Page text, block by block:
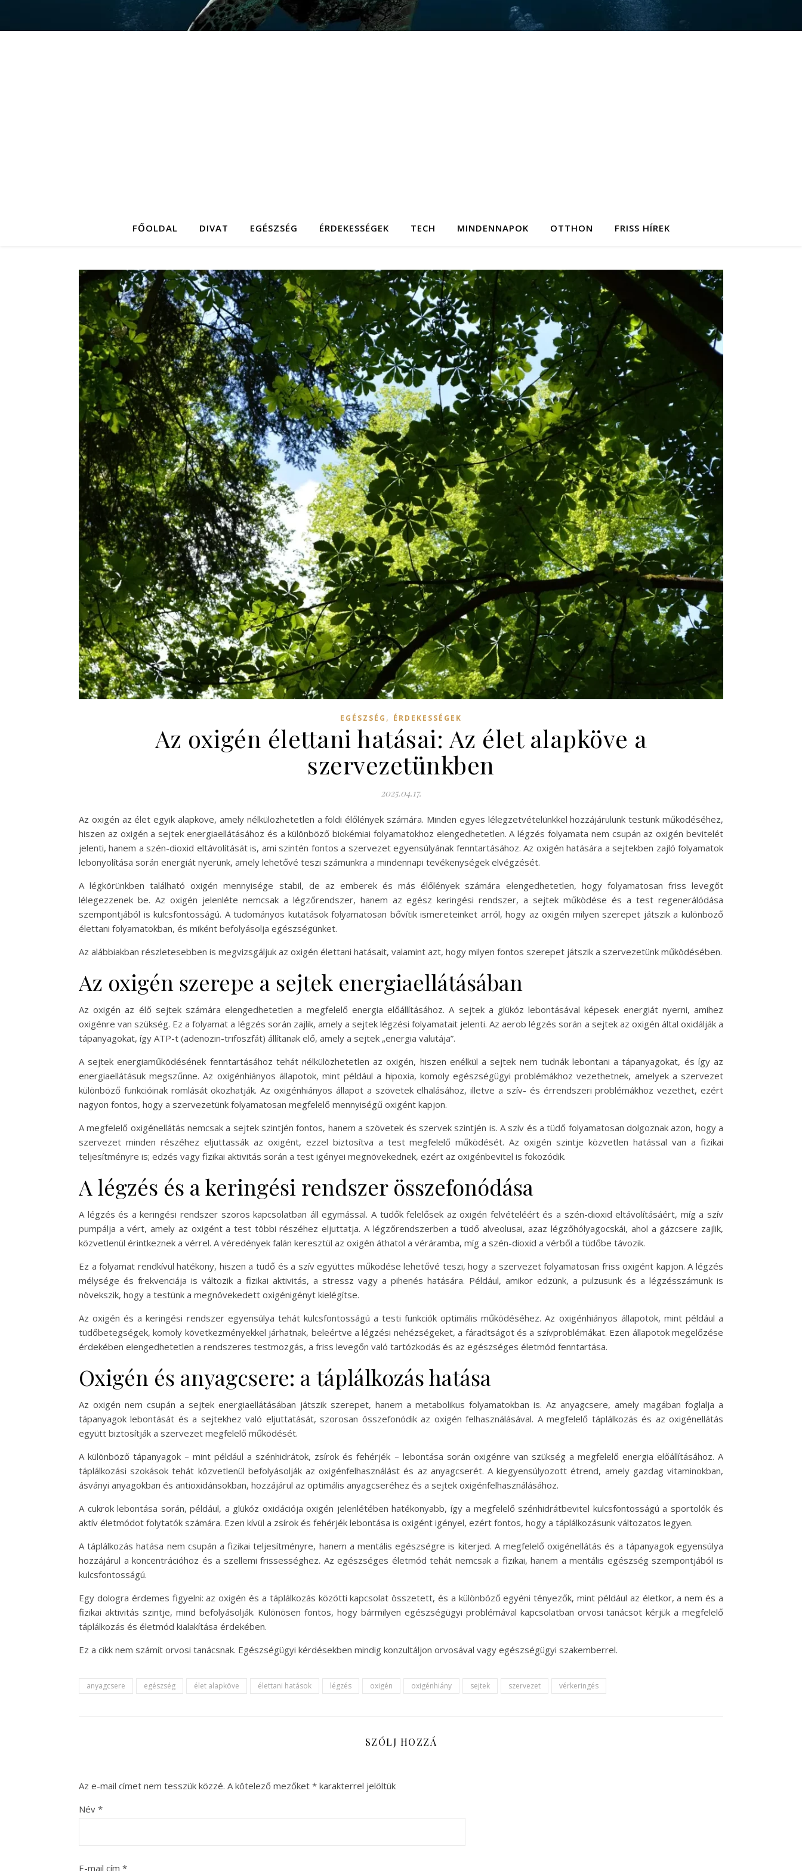
FŐOLDAL DIVAT EGÉSZSÉG ÉRDEKESSÉGEK TECH MINDENNAPOK OTTHON FRISS HÍREK
EGÉSZSÉG , ÉRDEKESSÉGEK
Az oxigén élettani hatásai: Az élet alapköve a
szervezetünkben
2025.04.17.
Az oxigén az élet egyik alapköve, amely nélkülözhetetlen a földi élőlények számára. Minden egyes lélegzetvételünkkel hozzájárulunk testünk működéséhez,
hiszen az oxigén a sejtek energiaellátásához és a különböző biokémiai folyamatokhoz elengedhetetlen. A légzés folyamata nem csupán az oxigén bevitelét
jelenti, hanem a szén-dioxid eltávolítását is, ami szintén fontos a szervezet egyensúlyának fenntartásához. Az oxigén hatására a sejtekben zajló folyamatok
lebonyolítása során energiát nyerünk, amely lehetővé teszi számunkra a mindennapi tevékenységek elvégzését.
A légkörünkben található oxigén mennyisége stabil, de az emberek és más élőlények számára elengedhetetlen, hogy folyamatosan friss levegőt
lélegezzenek be. Az oxigén jelenléte nemcsak a légzőrendszer, hanem az egész keringési rendszer, a sejtek működése és a test regenerálódása
szempontjából is kulcsfontosságú. A tudományos kutatások folyamatosan bővítik ismereteinket arról, hogy az oxigén milyen szerepet játszik a különböző
élettani folyamatokban, és miként befolyásolja egészségünket.
Az alábbiakban részletesebben is megvizsgáljuk az oxigén élettani hatásait, valamint azt, hogy milyen fontos szerepet játszik a szervezetünk működésében.
Az oxigén szerepe a sejtek energiaellátásában
Az oxigén az élő sejtek számára elengedhetetlen a megfelelő energia előállításához. A sejtek a glükóz lebontásával képesek energiát nyerni, amihez
oxigénre van szükség. Ez a folyamat a légzés során zajlik, amely a sejtek légzési folyamatait jelenti. Az aerob légzés során a sejtek az oxigén által oxidálják a
tápanyagokat, így ATP-t (adenozin-trifoszfát) állítanak elő, amely a sejtek „energia valutája”.
A sejtek energiaműködésének fenntartásához tehát nélkülözhetetlen az oxigén, hiszen enélkül a sejtek nem tudnák lebontani a tápanyagokat, és így az
energiaellátásuk megszűnne. Az oxigénhiányos állapotok, mint például a hipoxia, komoly egészségügyi problémákhoz vezethetnek, amelyek a szervezet
különböző funkcióinak romlását okozhatják. Az oxigénhiányos állapot a szövetek elhalásához, illetve a szív- és érrendszeri problémákhoz vezethet, ezért
nagyon fontos, hogy a szervezetünk folyamatosan megfelelő mennyiségű oxigént kapjon.
A megfelelő oxigénellátás nemcsak a sejtek szintjén fontos, hanem a szövetek és szervek szintjén is. A szív és a tüdő folyamatosan dolgoznak azon, hogy a
szervezet minden részéhez eljuttassák az oxigént, ezzel biztosítva a test megfelelő működését. Az oxigén szintje közvetlen hatással van a fizikai
teljesítményre is; edzés vagy fizikai aktivitás során a test igényei megnövekednek, ezért az oxigénbevitel is fokozódik.
A légzés és a keringési rendszer összefonódása
A légzés és a keringési rendszer szoros kapcsolatban áll egymással. A tüdők felelősek az oxigén felvételéért és a szén-dioxid eltávolításáért, míg a szív
pumpálja a vért, amely az oxigént a test többi részéhez eljuttatja. A légzőrendszerben a tüdő alveolusai, azaz légzőhólyagocskái, ahol a gázcsere zajlik,
közvetlenül érintkeznek a vérrel. A véredények falán keresztül az oxigén áthatol a véráramba, míg a szén-dioxid a vérből a tüdőbe távozik.
Ez a folyamat rendkívül hatékony, hiszen a tüdő és a szív együttes működése lehetővé teszi, hogy a szervezet folyamatosan friss oxigént kapjon. A légzés
mélysége és frekvenciája is változik a fizikai aktivitás, a stressz vagy a pihenés hatására. Például, amikor edzünk, a pulzusunk és a légzésszámunk is
növekszik, hogy a testünk a megnövekedett oxigénigényt kielégítse.
Az oxigén és a keringési rendszer egyensúlya tehát kulcsfontosságú a testi funkciók optimális működéséhez. Az oxigénhiányos állapotok, mint például a
tüdőbetegségek, komoly következményekkel járhatnak, beleértve a légzési nehézségeket, a fáradtságot és a szívproblémákat. Ezen állapotok megelőzése
érdekében elengedhetetlen a rendszeres testmozgás, a friss levegőn való tartózkodás és az egészséges életmód fenntartása.
Oxigén és anyagcsere: a táplálkozás hatása
Az oxigén nem csupán a sejtek energiaellátásában játszik szerepet, hanem a metabolikus folyamatokban is. Az anyagcsere, amely magában foglalja a
tápanyagok lebontását és a sejtekhez való eljuttatását, szorosan összefonódik az oxigén felhasználásával. A megfelelő táplálkozás és az oxigénellátás
együtt biztosítják a szervezet megfelelő működését.
A különböző tápanyagok – mint például a szénhidrátok, zsírok és fehérjék – lebontása során oxigénre van szükség a megfelelő energia előállításához. A
táplálkozási szokások tehát közvetlenül befolyásolják az oxigénfelhasználást és az anyagcserét. A kiegyensúlyozott étrend, amely gazdag vitaminokban,
ásványi anyagokban és antioxidánsokban, hozzájárul az optimális anyagcseréhez és a sejtek oxigénfelhasználásához.
A cukrok lebontása során, például, a glükóz oxidációja oxigén jelenlétében hatékonyabb, így a megfelelő szénhidrátbevitel kulcsfontosságú a sportolók és
aktív életmódot folytatók számára. Ezen kívül a zsírok és fehérjék lebontása is oxigént igényel, ezért fontos, hogy a táplálkozásunk változatos legyen.
A táplálkozás hatása nem csupán a fizikai teljesítményre, hanem a mentális egészségre is kiterjed. A megfelelő oxigénellátás és a tápanyagok egyensúlya
hozzájárul a koncentrációhoz és a szellemi frissességhez. Az egészséges életmód tehát nemcsak a fizikai, hanem a mentális egészség szempontjából is
kulcsfontosságú.
Egy dologra érdemes figyelni: az oxigén és a táplálkozás közötti kapcsolat összetett, és a különböző egyéni tényezők, mint például az életkor, a nem és a
fizikai aktivitás szintje, mind befolyásolják. Különösen fontos, hogy bármilyen egészségügyi problémával kapcsolatban orvosi tanácsot kérjük a megfelelő
táplálkozás és életmód kialakítása érdekében.
Ez a cikk nem számít orvosi tanácsnak. Egészségügyi kérdésekben mindig konzultáljon orvosával vagy egészségügyi szakemberrel.
anyagcsere egészség élet alapköve élettani hatások légzés oxigén oxigénhiány sejtek szervezet vérkeringés
SZÓLJ HOZZÁ
Az e-mail címet nem tesszük közzé. A kötelező mezőket * karakterrel jelöltük
Név *
E-mail cím *